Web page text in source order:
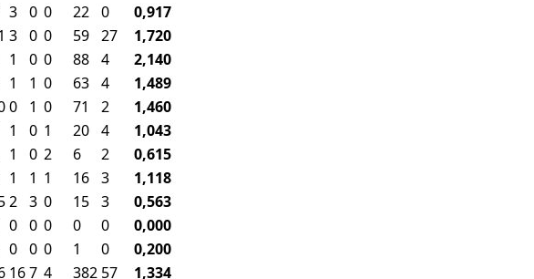
3 0 0 22 0
0,917
3 0 0 59 27
1,720
1 0 0 88 4
2,140
1 1 0 63 4
1,489
0 1 0 71 2
1,460
1 0 1 20 4
1,043
1 0 2 6 2
0,615
1 1 1 16 3
1,118
2 3 0 15 3
0,563
0 0 0 0 0
0,000
0 0 0 1 0
0,200
167 4 382 57
1,334